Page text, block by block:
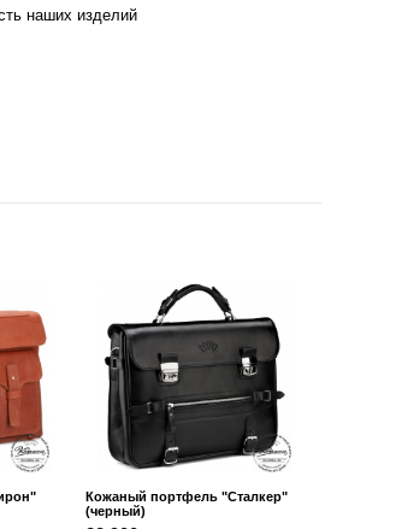
наших изделий
Кожаный портфель "Сталкер"
(черный)